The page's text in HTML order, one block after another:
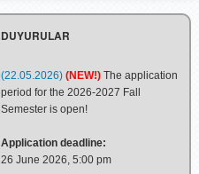
DUYURULAR
(22.05.2026) (NEW!) The application
period for the 2026-2027 Fall
Semester is open!
Application deadline:
26 June 2026, 5:00 pm